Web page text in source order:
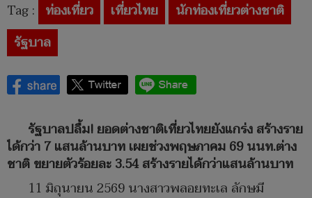
Tag : ท่องเที่ยว เที่ยวไทย
นักท่องเที่ยวต่างชาติ
รัฐบาล
รัฐบาลปลื้ม! ยอดต่างชาติเที่ยวไทยยังแกร่ง สร้างราย
ได้กว่า 7 แสนล้านบาท เผยช่วงพฤษภาคม 69 นนท.ต่าง
ชาติ ขยายตัวร้อยละ 3.54 สร้างรายได้กว่าแสนล้านบาท
11 มิถุนายน 2569 นางสาวพลอยทะเล ลักษมี